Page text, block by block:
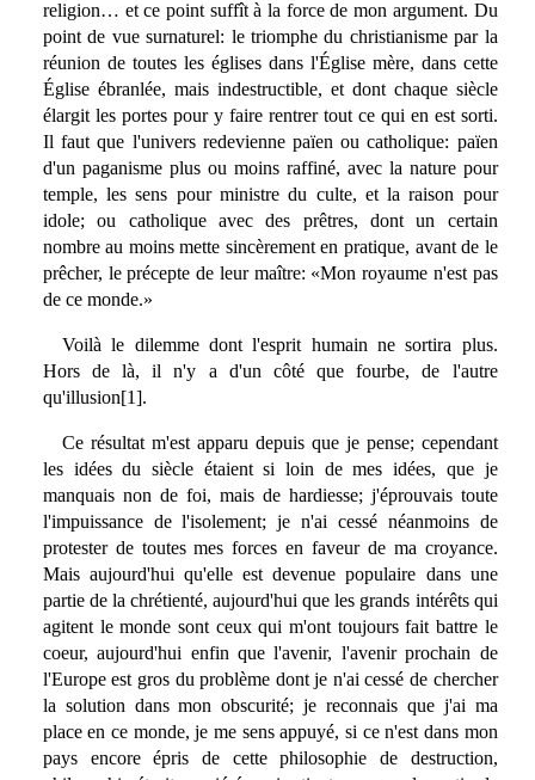
religion… et ce point suffît à la force de mon argument. Du
point de vue surnaturel: le triomphe du christianisme par la
réunion de toutes les églises dans l'Église mère, dans cette
Église ébranlée, mais indestructible, et dont chaque siècle
élargit les portes pour y faire rentrer tout ce qui en est sorti.
Il faut que l'univers redevienne païen ou catholique: païen
d'un paganisme plus ou moins raffiné, avec la nature pour
temple, les sens pour ministre du culte, et la raison pour
idole; ou catholique avec des prêtres, dont un certain
nombre au moins mette sincèrement en pratique, avant de le
prêcher, le précepte de leur maître: «Mon royaume n'est pas
de ce monde.»
Voilà le dilemme dont l'esprit humain ne sortira plus.
Hors de là, il n'y a d'un côté que fourbe, de l'autre
qu'illusion[1].
Ce résultat m'est apparu depuis que je pense; cependant
les idées du siècle étaient si loin de mes idées, que je
manquais non de foi, mais de hardiesse; j'éprouvais toute
l'impuissance de l'isolement; je n'ai cessé néanmoins de
protester de toutes mes forces en faveur de ma croyance.
Mais aujourd'hui qu'elle est devenue populaire dans une
partie de la chrétienté, aujourd'hui que les grands intérêts qui
agitent le monde sont ceux qui m'ont toujours fait battre le
coeur, aujourd'hui enfin que l'avenir, l'avenir prochain de
l'Europe est gros du problème dont je n'ai cessé de chercher
la solution dans mon obscurité; je reconnais que j'ai ma
place en ce monde, je me sens appuyé, si ce n'est dans mon
pays encore épris de cette philosophie de destruction,